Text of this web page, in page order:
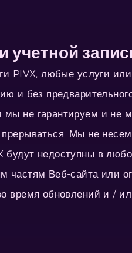
учетной
PIVX, любые услуги
и без
не гарантируем и не
Мы не несем
недоступны в
частям Веб-сайта или
время обновлений и /